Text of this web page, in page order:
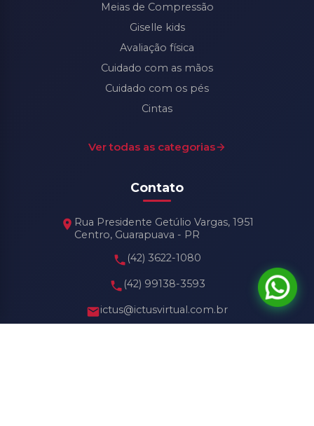
Meias de Compressão
Giselle kids
Avaliação física
Cuidado com as mãos
Cuidado com os pés
Cintas
Ver todas as categorias
Contato
Rua Presidente Getúlio Vargas, 1951
Centro, Guarapuava - PR
(42) 3622-1080
(42) 99138-3593
ictus@ictusvirtual.com.br